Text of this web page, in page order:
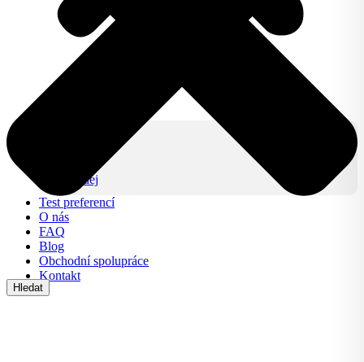
Výprodej
Test preferencí
O nás
FAQ
Blog
Obchodní spolupráce
Kontakt
Hledat